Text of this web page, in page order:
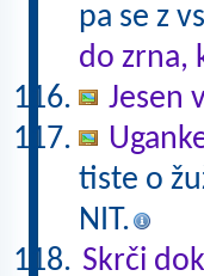
pa se z
do zrna,
Jesen
tiste o
NIT.
Skrči